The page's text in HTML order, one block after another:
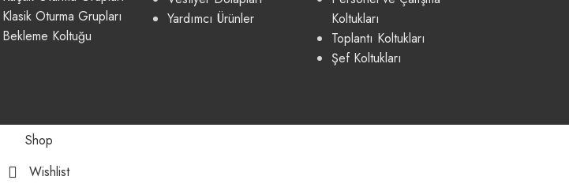
Klasik Oturma Grupları
Bekleme Koltuğu
Yardımcı Ürünler
Koltukları
Toplantı Koltukları
Şef Koltukları
Shop
Wishlist